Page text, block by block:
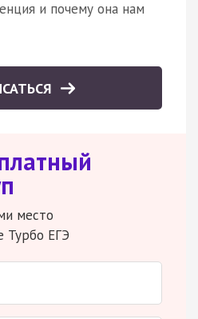
и почему она нам
место
Турбо ЕГЭ